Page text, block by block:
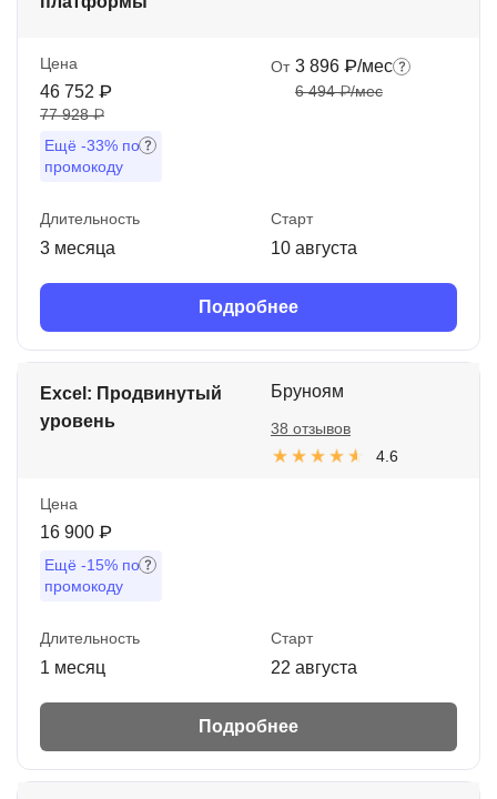
Цена
46 752 ₽
77 928 ₽
Ещё -33% по
промокоду
От 3 896 ₽/мес
6 494 ₽/мес
Длительность
3 месяца
Старт
10 августа
Подробнее
Excel: Продвинутый
уровень
Бруноям
4.6
38 отзывов
Цена
16 900 ₽
Ещё -15% по
промокоду
Длительность
1 месяц
Старт
22 августа
Подробнее